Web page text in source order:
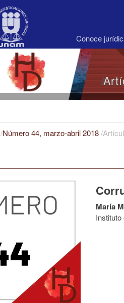
Conoce
/Número 44, marzo-abril 2018/
María